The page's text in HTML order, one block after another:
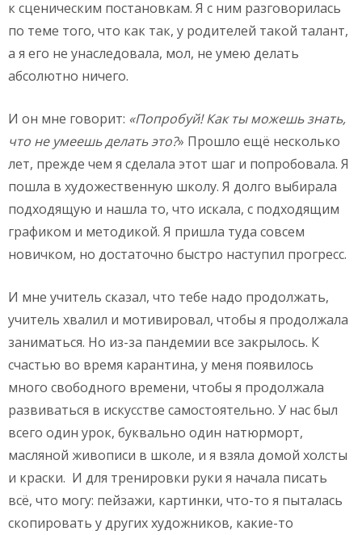
к сценическим постановкам. Я с ним разговорилась
по теме того, что как так, у родителей такой талант,
а я его не унаследовала, мол, не умею делать
абсолютно ничего.
И он мне говорит: «Попробуй! Как ты можешь знать,
что не умеешь делать это?» Прошло ещё несколько
лет, прежде чем я сделала этот шаг и попробовала. Я
пошла в художественную школу. Я долго выбирала
подходящую и нашла то, что искала, с подходящим
графиком и методикой. Я пришла туда совсем
новичком, но достаточно быстро наступил прогресс.
И мне учитель сказал, что тебе надо продолжать,
учитель хвалил и мотивировал, чтобы я продолжала
заниматься. Но из-за пандемии все закрылось. К
счастью во время карантина, у меня появилось
много свободного времени, чтобы я продолжала
развиваться в искусстве самостоятельно. У нас был
всего один урок, буквально один натюрморт,
масляной живописи в школе, и я взяла домой холсты
и краски. И для тренировки руки я начала писать
всё, что могу: пейзажи, картинки, что-то я пыталась
скопировать у других художников, какие-то